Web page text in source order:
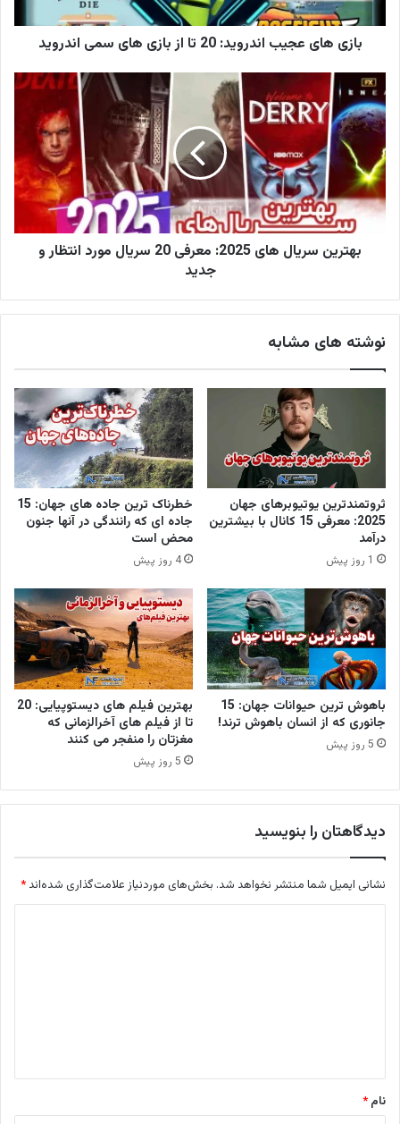
ا
ک
ن
ی
د
بازی های عجیب اندروید: 20 تا از بازی های سمی اندروید
بهترین سریال های 2025: معرفی 20 سریال مورد انتظار و
جدید
نوشته های مشابه
ثروتمندترین یوتیوبرهای جهان
2025: معرفی 15 کانال با بیشترین
درآمد
1 روز پیش
خطرناک ترین جاده های جهان: 15
جاده ای که رانندگی در آنها جنون
محض است
4 روز پیش
باهوش ترین حیوانات جهان: 15
جانوری که از انسان باهوش ترند!
5 روز پیش
بهترین فیلم های دیستوپیایی: 20
تا از فیلم های آخرالزمانی که
مغزتان را منفجر می کنند
5 روز پیش
دیدگاهتان را بنویسید
نشانی ایمیل شما منتشر نخواهد شد. بخش‌های موردنیاز علامت‌گذاری شده‌اند *
*
نام *